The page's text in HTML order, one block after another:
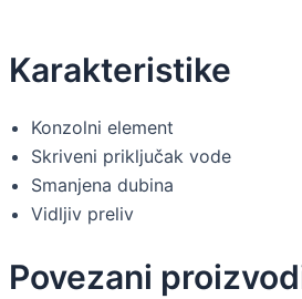
Karakteristike
Konzolni element
Skriveni priključak vode
Smanjena dubina
Vidljiv preliv
Povezani